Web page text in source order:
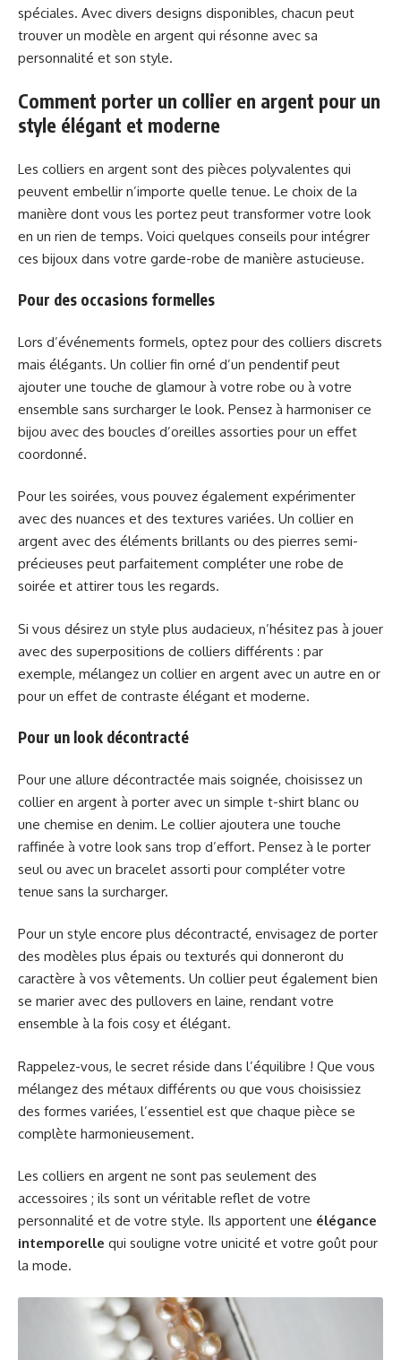
spéciales. Avec divers designs disponibles, chacun peut
trouver un modèle en argent qui résonne avec sa
personnalité et son style.
Comment porter un collier en argent pour un
style élégant et moderne
Les colliers en argent sont des pièces polyvalentes qui
peuvent embellir n’importe quelle tenue. Le choix de la
manière dont vous les portez peut transformer votre look
en un rien de temps. Voici quelques conseils pour intégrer
ces bijoux dans votre garde-robe de manière astucieuse.
Pour des occasions formelles
Lors d’événements formels, optez pour des colliers discrets
mais élégants. Un collier fin orné d’un pendentif peut
ajouter une touche de glamour à votre robe ou à votre
ensemble sans surcharger le look. Pensez à harmoniser ce
bijou avec des boucles d’oreilles assorties pour un effet
coordonné.
Pour les soirées, vous pouvez également expérimenter
avec des nuances et des textures variées. Un collier en
argent avec des éléments brillants ou des pierres semi-
précieuses peut parfaitement compléter une robe de
soirée et attirer tous les regards.
Si vous désirez un style plus audacieux, n’hésitez pas à jouer
avec des superpositions de colliers différents : par
exemple, mélangez un collier en argent avec un autre en or
pour un effet de contraste élégant et moderne.
Pour un look décontracté
Pour une allure décontractée mais soignée, choisissez un
collier en argent à porter avec un simple t-shirt blanc ou
une chemise en denim. Le collier ajoutera une touche
raffinée à votre look sans trop d’effort. Pensez à le porter
seul ou avec un bracelet assorti pour compléter votre
tenue sans la surcharger.
Pour un style encore plus décontracté, envisagez de porter
des modèles plus épais ou texturés qui donneront du
caractère à vos vêtements. Un collier peut également bien
se marier avec des pullovers en laine, rendant votre
ensemble à la fois cosy et élégant.
Rappelez-vous, le secret réside dans l’équilibre ! Que vous
mélangez des métaux différents ou que vous choisissiez
des formes variées, l’essentiel est que chaque pièce se
complète harmonieusement.
Les colliers en argent ne sont pas seulement des
accessoires ; ils sont un véritable reflet de votre
personnalité et de votre style. Ils apportent une élégance
intemporelle qui souligne votre unicité et votre goût pour
la mode.